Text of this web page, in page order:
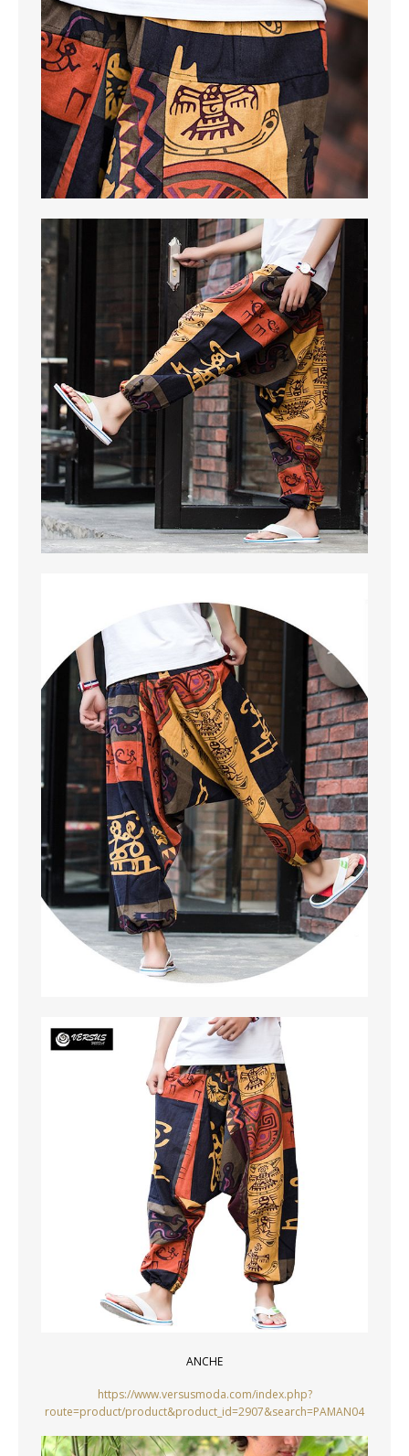
MAGLIONI
PANTALONI
TUTTI I PRODOTTI
CONTATTACI
ANCHE
https://www.versusmoda.com/index.php?
route=product/product&product_id=2907&search=PAMAN04